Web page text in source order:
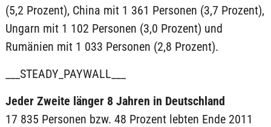
(5,2 Prozent), China mit 1 361 Personen (3,7 Prozent),
Ungarn mit 1 102 Personen (3,0 Prozent) und
Rumänien mit 1 033 Personen (2,8 Prozent).
___STEADY_PAYWALL___
Jeder Zweite länger 8 Jahren in Deutschland
17 835 Personen bzw. 48 Prozent lebten Ende 2011